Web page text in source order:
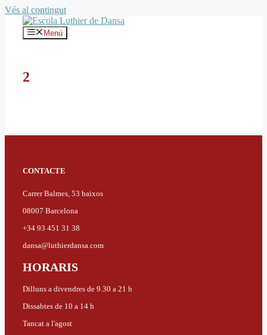
Vés al contingut
Menú
2
CONTACTE
Carrer Balmes, 53 baixos
08007 Barcelona
+34 93 451 31 38
dansa@luthierdansa.com
HORARIS
Dilluns a divendres de 9.30 a 21 h
Dissabtes de 10 a 14 h
Tancat a l'agost